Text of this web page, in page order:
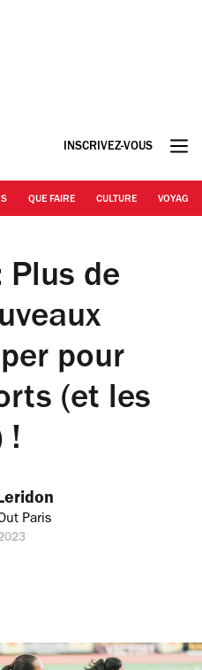
INSCRIVEZ-VOUS
QUE FAIRE CULTURE VOYAGE
de
pour
(et les
!
Paris